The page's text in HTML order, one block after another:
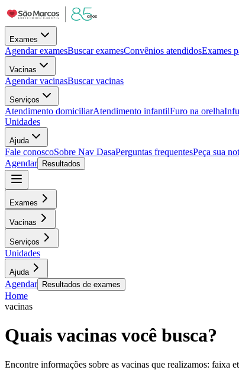
Exames
Agendar examesBuscar examesConvênios atendidosExames
Vacinas
Agendar vacinasBuscar vacinas
Serviços
Atendimento domiciliarAtendimento infantilFuro na orelha
Unidades
Ajuda
Fale conoscoSobre Nav DasaPerguntas frequentesPeça sua
Agendar
Resultados
Exames
Vacinas
Serviços
Unidades
Ajuda
Agendar Resultados de exames
Home
vacinas
Quais vacinas você busca?
Encontre informações sobre as vacinas que realizamos: faixa